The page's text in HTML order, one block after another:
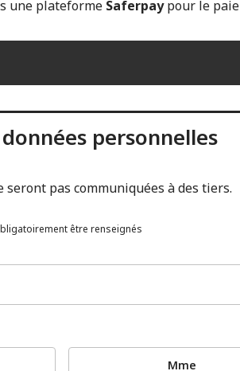
une plateforme Saferpaypour le
données personnelles
pas communiquées à des tiers.
être renseignés
Mme